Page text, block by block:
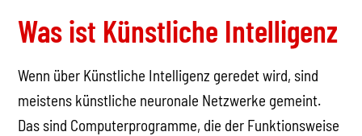
Was ist Künstliche Intelligenz
Wenn über Künstliche Intelligenz geredet wird, sind
meistens künstliche neuronale Netzwerke gemeint.
Das sind Computerprogramme, die der Funktionsweise